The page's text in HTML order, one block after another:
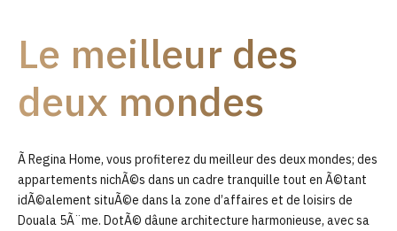
0
Le meilleur des
deux mondes
Ã Regina Home, vous profiterez du meilleur des deux mondes; des
appartements nichÃ©s dans un cadre tranquille tout en Ã©tant
idÃ©alement situÃ©e dans la zone d’affaires et de loisirs de
Douala 5Ã¨me. DotÃ© dâune architecture harmonieuse, avec sa